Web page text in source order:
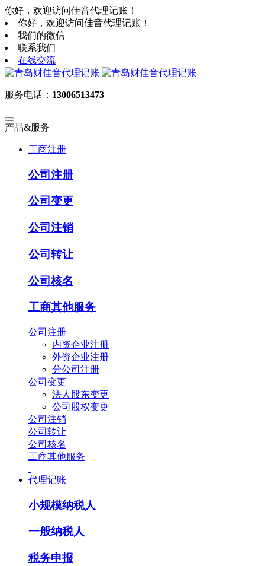
你好，欢迎访问佳音代理记账！
你好，欢迎访问佳音代理记账！
我们的微信
联系我们
在线交流
服务电话： 13006513473
产品&服务
工商注册
公司注册
公司变更
公司注销
公司转让
公司核名
工商其他服务
公司注册
内资企业注册
外资企业注册
分公司注册
公司变更
法人股东变更
公司股权变更
公司注销
公司转让
公司核名
工商其他服务
代理记账
小规模纳税人
一般纳税人
税务申报